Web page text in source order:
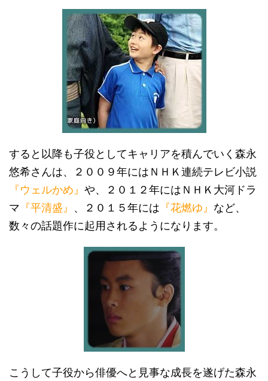
すると以降も子役としてキャリアを積んでいく森永
悠希さんは、２００９年にはＮＨＫ連続テレビ小説
『ウェルかめ』 や、２０１２年にはＮＨＫ大河ドラ
マ 『平清盛』 、２０１５年には 『花燃ゆ』 など、
数々の話題作に起用されるようになります。
こうして子役から俳優へと見事な成長を遂げた森永